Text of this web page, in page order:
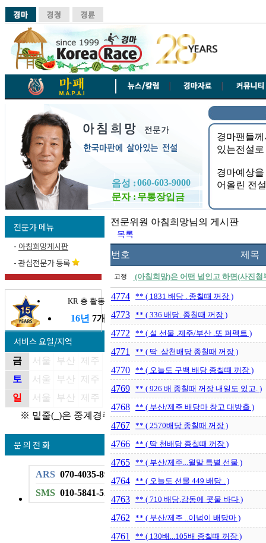
음성 :060-603-9000
문자 : 무통장입금
전문가 메뉴
- 아침희망게시판
-관심전문가 등록
KR 총 활동기간
16년 7개월
서비스 요일/지역
금 서울 부산
제주
토
서울 부산
제주
일
서울 부산
제주
※ 밑줄(_)은 중계경주
문 의 전 화
ARS 070-4035-8999
SMS 010-5841-5222
전문위원 아침희망님의 게시판
목록
번호 제목
고정 (아침희망)은 어떤 넘인고 하면(사진첨
4774 ** ( 1831 배당 . 종칠때 꺼장 )
4773 ** ( 336 배당..종칠때 꺼장 )
4772 ** ( 설 선물 .제주/부산 .또 퍼펙트 )
4771 ** ( 딱 .삼천배당 종칠때 꺼장 )
4770 ** ( 오늘도 구백 배당 종칠때 꺼장 )
4769 ** ( 926 배 종칠때 꺼장 내일도 있고. )
4768 ** ( 부산/제주 배당마 창고 대방출 )
4767 ** ( 2570배당 종칠때 꺼장 )
4766 ** ( 딱 천배당 종칠때 꺼장 )
4765 ** ( 부산/제주...월말 특별 선물 )
4764 ** ( 오늘도 선물 449 배당 . )
4763 ** ( 710 배당.감동에 콧물 바다 )
4762 ** ( 부산/제주 ..이넘이 배당마 )
4761 ** ( 130배...105배 종칠때 꺼장 )